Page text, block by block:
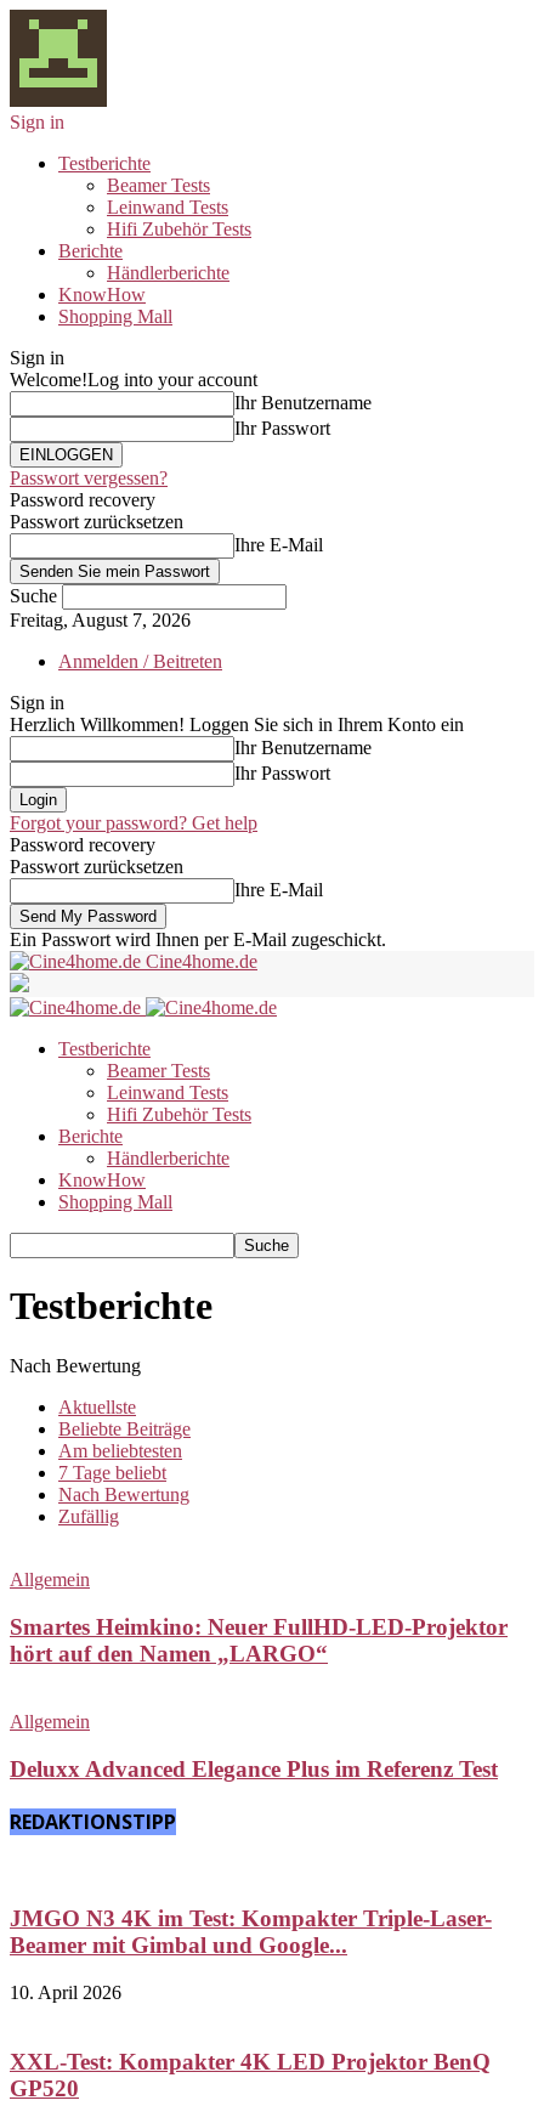
Sign in
Testberichte
Beamer Tests
Leinwand Tests
Hifi Zubehör Tests
Berichte
Händlerberichte
KnowHow
Shopping Mall
Sign in
Welcome!Log into your account
Ihr Benutzername
Ihr Passwort
Passwort vergessen?
Password recovery
Passwort zurücksetzen
Ihre E-Mail
Suche
Freitag, August 7, 2026
Anmelden / Beitreten
Sign in
Herzlich Willkommen! Loggen Sie sich in Ihrem Konto ein
Ihr Benutzername
Ihr Passwort
Forgot your password? Get help
Password recovery
Passwort zurücksetzen
Ihre E-Mail
Ein Passwort wird Ihnen per E-Mail zugeschickt.
Cine4home.de
Testberichte
Beamer Tests
Leinwand Tests
Hifi Zubehör Tests
Berichte
Händlerberichte
KnowHow
Shopping Mall
Testberichte
Nach Bewertung
Aktuellste
Beliebte Beiträge
Am beliebtesten
7 Tage beliebt
Nach Bewertung
Zufällig
Allgemein
Smartes Heimkino: Neuer FullHD-LED-Projektor
hört auf den Namen „LARGO“
Allgemein
Deluxx Advanced Elegance Plus im Referenz Test
REDAKTIONSTIPP
JMGO N3 4K im Test: Kompakter Triple-Laser-
Beamer mit Gimbal und Google...
10. April 2026
XXL-Test: Kompakter 4K LED Projektor BenQ
GP520